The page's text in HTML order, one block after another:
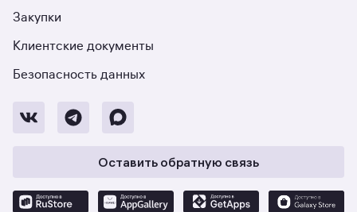
Закупки
Клиентские документы
Безопасность данных
Оставить обратную связь